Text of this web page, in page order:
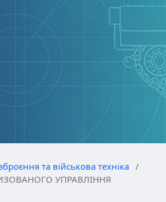
та військова техніка /
УПРАВЛІННЯ